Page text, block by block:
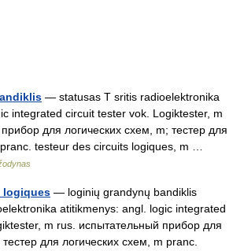
— statusas T sritis radioelektronika
integrated circuit tester vok. Logiktester, m
для логических схем, m; тестер для
pranc. testeur des circuits logiques, m …
logiques — loginių grandynų bandiklis
atitikmenys: angl. logic integrated
m rus. испытательный прибор для
для логических схем, m pranc.